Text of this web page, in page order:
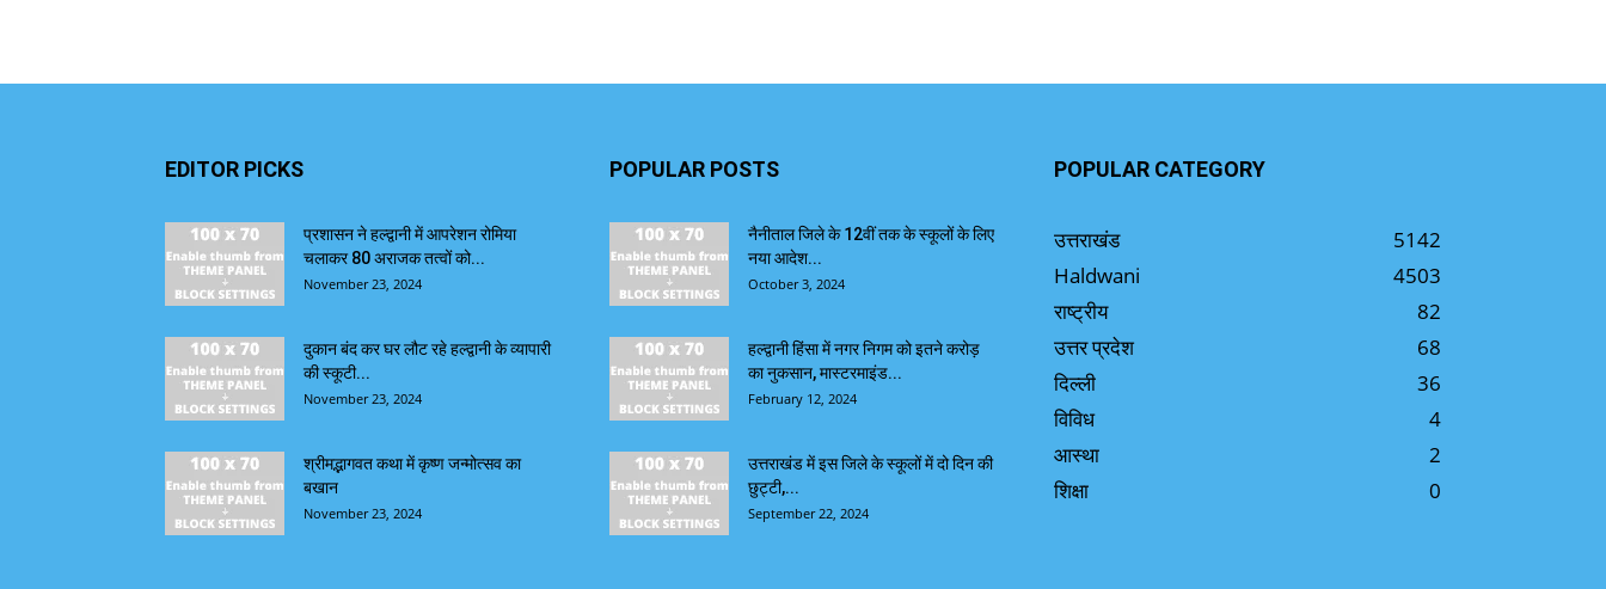
EDITOR PICKS
प्रशासन ने हल्द्वानी में आपरेशन रोमिया
चलाकर 80 अराजक तत्वों को...
November 23, 2024
दुकान बंद कर घर लौट रहे हल्द्वानी के व्यापारी
की स्कूटी...
November 23, 2024
श्रीमद्भागवत कथा में कृष्ण जन्मोत्सव का
बखान
November 23, 2024
POPULAR POSTS
नैनीताल जिले के 12वीं तक के स्कूलों के लिए
नया आदेश...
October 3, 2024
हल्द्वानी हिंसा में नगर निगम को इतने करोड़
का नुकसान, मास्टरमाइंड...
February 12, 2024
उत्तराखंड में इस जिले के स्कूलों में दो दिन की
छुट्टी,...
September 22, 2024
POPULAR CATEGORY
उत्तराखंड
5142
Haldwani
4503
राष्ट्रीय
82
उत्तर प्रदेश
68
दिल्ली
36
विविध
4
आस्था
2
शिक्षा
0